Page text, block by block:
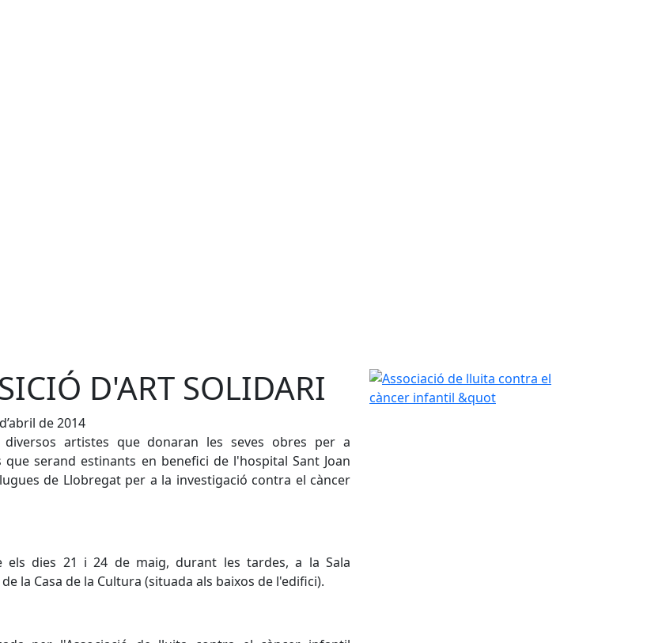
D'ART SOLIDARI
de 2014
diversos artistes que donaran les seves obres per a
serand estinants en benefici de l'hospital Sant Joan
de Llobregat per a la investigació contra el càncer
els dies 21 i 24 de maig, durant les tardes, a la Sala
la Casa de la Cultura (situada als baixos de l'edifici).
Associació de lluita contra el càncer infantil